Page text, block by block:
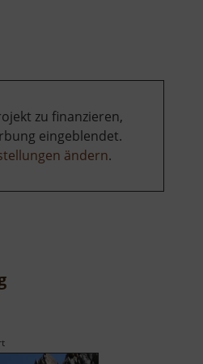
zu finanzieren,
eingeblendet.
ändern.